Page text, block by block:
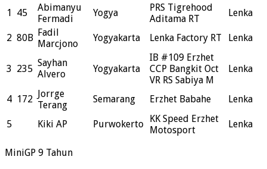
1 45
Abimanyu
Fermadi
Yogya
PRS Tigrehood
Aditama RT
Lenka
2 80B Fadil
Marcjono
Yogyakarta Lenka Factory RT Lenka
3 235
Sayhan
Alvero
Yogyakarta
IB #109 Erzhet
CCP Bangkit Oct
VR RS Sabiya M
Lenka
4 172
Jorrge
Terang
Semarang Erzhet Babahe Lenka
5 Kiki AP Purwokerto
KK Speed Erzhet
Motosport
Lenka
MiniGP 9 Tahun